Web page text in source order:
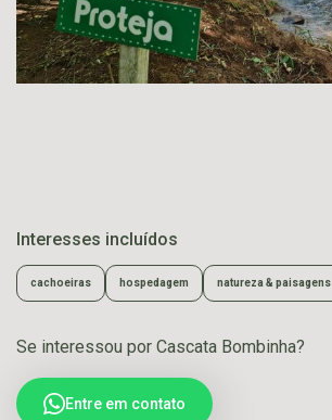
Interesses incluídos
cachoeiras hospedagem natureza & paisagens
Se interessou por Cascata Bombinha?
Entre em contato